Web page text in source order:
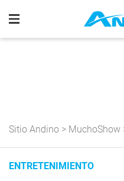
Sitio Andino > MuchoShow
ENTRETENIMIENTO